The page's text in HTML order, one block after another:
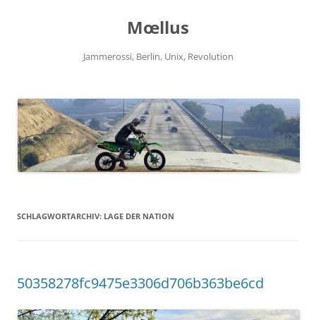
Mœllus
Jammerossi, Berlin, Unix, Revolution
SCHLAGWORTARCHIV: LAGE DER NATION
50358278fc9475e3306d706b363be6cd